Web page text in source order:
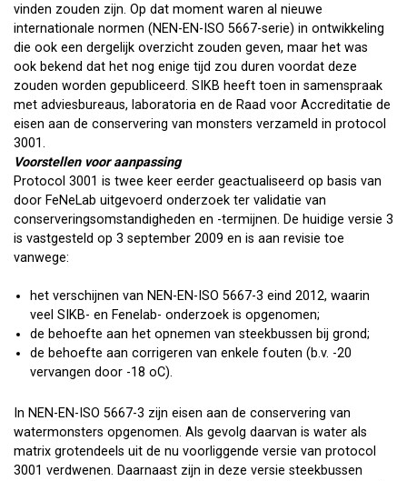
vinden zouden zijn. Op dat moment waren al nieuwe
internationale normen (NEN-EN-ISO 5667-serie) in ontwikkeling
die ook een dergelijk overzicht zouden geven, maar het was
ook bekend dat het nog enige tijd zou duren voordat deze
zouden worden gepubliceerd. SIKB heeft toen in samenspraak
met adviesbureaus, laboratoria en de Raad voor Accreditatie de
eisen aan de conservering van monsters verzameld in protocol
3001.
Voorstellen voor aanpassing
Protocol 3001 is twee keer eerder geactualiseerd op basis van
door FeNeLab uitgevoerd onderzoek ter validatie van
conserveringsomstandigheden en -termijnen. De huidige versie 3
is vastgesteld op 3 september 2009 en is aan revisie toe
vanwege:
het verschijnen van NEN-EN-ISO 5667-3 eind 2012, waarin
veel SIKB- en Fenelab- onderzoek is opgenomen;
de behoefte aan het opnemen van steekbussen bij grond;
de behoefte aan corrigeren van enkele fouten (b.v. -20
vervangen door -18 oC).
In NEN-EN-ISO 5667-3 zijn eisen aan de conservering van
watermonsters opgenomen. Als gevolg daarvan is water als
matrix grotendeels uit de nu voorliggende versie van protocol
3001 verdwenen. Daarnaast zijn in deze versie steekbussen